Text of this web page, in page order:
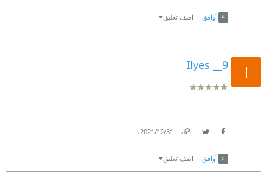
أوافق اضف تعليق
Ilyes __9
31‏/12‏/2021
.
أوافق اضف تعليق